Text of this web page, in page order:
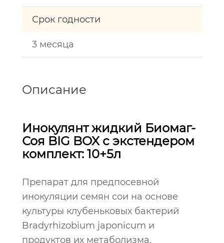
Срок годности
3 месяца
Описание
Инокулянт жидкий Биомаг-
Соя BIG BOX с экстендером
комплект: 10+5л
Препарат для предпосевной
инокуляции семян сои на основе
культуры клубеньковых бактерий
Bradyrhizobium japonicum и
продуктов их метаболизма.